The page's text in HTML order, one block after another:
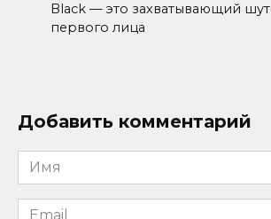
Black — это захватывающий
первого лица
Добавить комментарий
Имя
*
Email